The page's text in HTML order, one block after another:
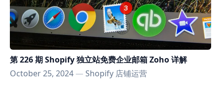
第 226 期 Shopify 独立站免费企业邮箱 Zoho 详解
October 25, 2024—Shopify 店铺运营